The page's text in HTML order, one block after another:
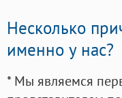
Несколько
именно у нас?
* Мы являемся